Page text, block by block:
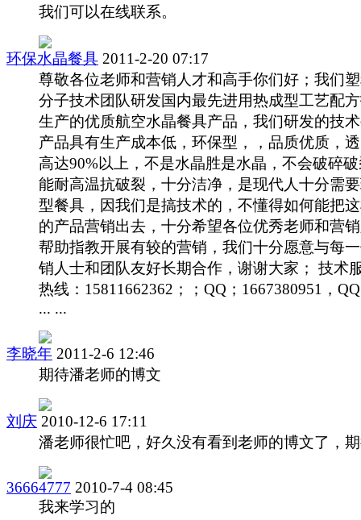
我们可以在线联系。
环保水晶餐具 2011-2-20 07:17
尊敬各位老师和营销人才和高手你们好；我们
分子技术团队研发国内最先进用热成型工艺配
生产的优质航空水晶餐具产品，我们研发的技
产品具有生产成本低，环保型，，品质优质，
高达90%以上，不是水晶胜是水晶，不会破碎
能耐高温抗破裂，十分洁净，是现代人十分需
型餐具，因我们是搞技术的，不懂得如何能把
的产品营销出去，十分希望各位优秀老师和营
帮助指教开展有较的营销，我们十分愿意与每
销人士和团队友好长期合作，谢谢大家； 技术
热线：15811662362；；QQ；1667380951，
... ...
李晓年 2011-2-6 12:46
期待潘老师的博文
刘庆 2010-12-6 17:11
潘老师很忙吧，好久没有看到老师的博文了，
36664777 2010-7-4 08:45
我来学习的